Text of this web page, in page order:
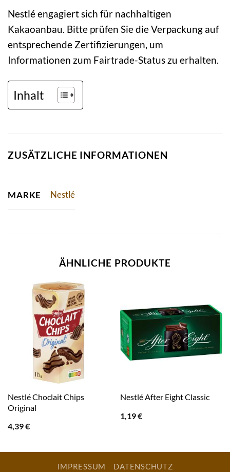
Nestlé engagiert sich für nachhaltigen
Kakaoanbau. Bitte prüfen Sie die Verpackung auf
entsprechende Zertifizierungen, um
Informationen zum Fairtrade-Status zu erhalten.
Inhalt
ZUSÄTZLICHE INFORMATIONEN
MARKE Nestlé
ÄHNLICHE PRODUKTE
Nestlé Choclait Chips
Original
4,39€
Nestlé After Eight Classic
1,19€
IMPRESSUM DATENSCHUTZ